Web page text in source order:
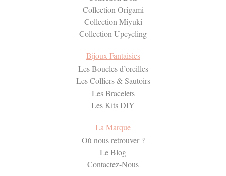
Collection Origami
Collection Miyuki
Collection Upcycling
Bijoux Fantaisies
Les Boucles d’oreilles
Les Colliers & Sautoirs
Les Bracelets
Les Kits DIY
La Marque
Où nous retrouver ?
Le Blog
Contactez-Nous